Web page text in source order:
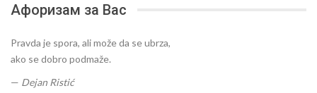
Афоризам за Вас
Pravda je spora, ali može da se ubrza,
ako se dobro podmaže.
— Dejan Ristić